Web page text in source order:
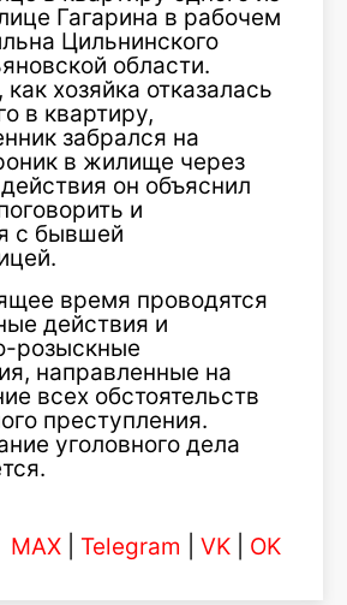
Гагарина в рабочем
Цильнинского
области.
как хозяйка отказалась
в квартиру,
забрался на
в жилище через
он объяснил
и
с бывшей
время проводятся
действия и
розыскные
направленные на
всех обстоятельств
преступления.
уголовного дела
MAX Telegram VK OK